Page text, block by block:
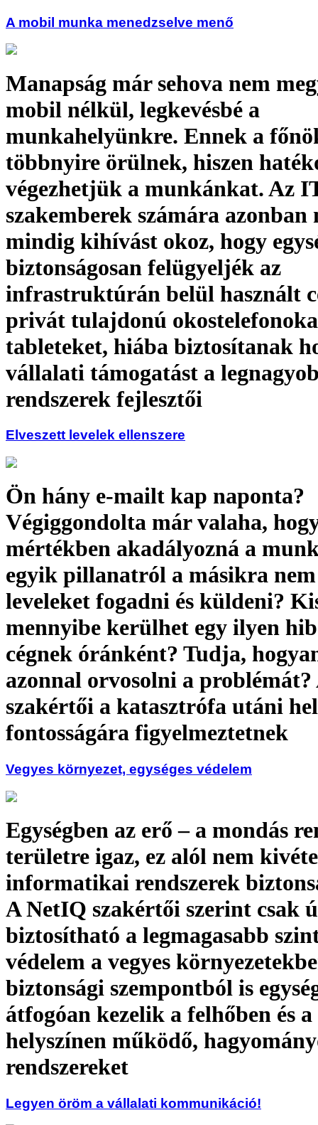
A mobil munka menedzselve menő
Manapság már sehova nem
mobil nélkül, legkevésbé a
munkahelyünkre. Ennek a
többnyire örülnek, hiszen
végezhetjük a munkánkat. Az
szakemberek számára azonban
mindig kihívást okoz, hogy
biztonságosan felügyeljék az
infrastruktúrán belül használt
privát tulajdonú
tableteket, hiába biztosítanak
vállalati támogatást a
rendszerek fejlesztői
Elveszett levelek ellenszere
Ön hány e-mailt kap naponta?
Végiggondolta már valaha,
mértékben akadályozná a
egyik pillanatról a másikra
leveleket fogadni és küldeni?
mennyibe kerülhet egy ilyen
cégnek óránként? Tudja,
azonnal orvosolni a problémát?
szakértői a katasztrófa utáni
fontosságára figyelmeztetnek
Vegyes környezet, egységes védelem
Egységben az erő – a mondás
területre igaz, ez alól nem
informatikai rendszerek
A NetIQ szakértői szerint csak
biztosítható a legmagasabb
védelem a vegyes
biztonsági szempontból is
átfogóan kezelik a felhőben és a
helyszínen működő,
rendszereket
Legyen öröm a vállalati kommunikáció!